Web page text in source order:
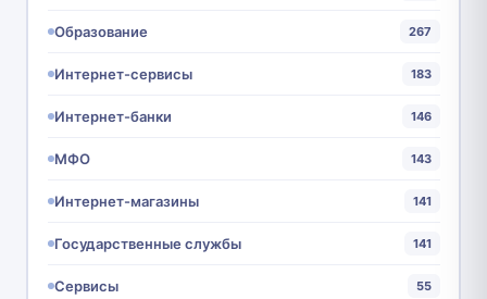
Образование 267
Интернет-сервисы 183
Интернет-банки 146
МФО 143
Интернет-магазины 141
Государственные службы 141
Сервисы 55